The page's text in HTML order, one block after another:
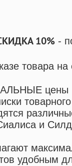
10% -
товара
цены
и
удобным